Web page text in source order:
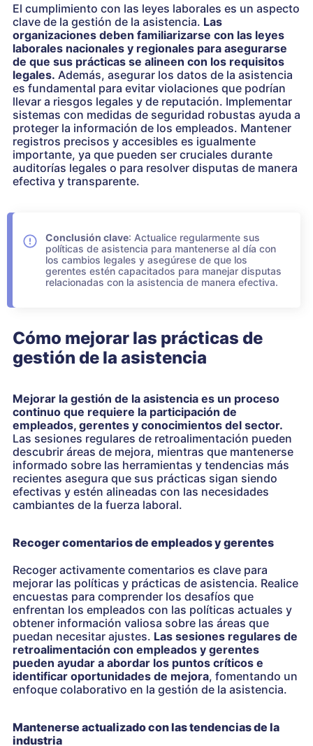
El cumplimiento con las leyes laborales es un aspecto
clave de la gestión de la asistencia. Las
organizaciones deben familiarizarse con las leyes
laborales nacionales y regionales para asegurarse
de que sus prácticas se alineen con los requisitos
legales. Además, asegurar los datos de la asistencia
es fundamental para evitar violaciones que podrían
llevar a riesgos legales y de reputación. Implementar
sistemas con medidas de seguridad robustas ayuda a
proteger la información de los empleados. Mantener
registros precisos y accesibles es igualmente
importante, ya que pueden ser cruciales durante
auditorías legales o para resolver disputas de manera
efectiva y transparente.
Conclusión clave: Actualice regularmente sus
políticas de asistencia para mantenerse al día con
los cambios legales y asegúrese de que los
gerentes estén capacitados para manejar disputas
relacionadas con la asistencia de manera efectiva.
Cómo mejorar las prácticas de
gestión de la asistencia
Mejorar la gestión de la asistencia es un proceso
continuo que requiere la participación de
empleados, gerentes y conocimientos del sector.
Las sesiones regulares de retroalimentación pueden
descubrir áreas de mejora, mientras que mantenerse
informado sobre las herramientas y tendencias más
recientes asegura que sus prácticas sigan siendo
efectivas y estén alineadas con las necesidades
cambiantes de la fuerza laboral.
Recoger comentarios de empleados y gerentes
Recoger activamente comentarios es clave para
mejorar las políticas y prácticas de asistencia. Realice
encuestas para comprender los desafíos que
enfrentan los empleados con las políticas actuales y
obtener información valiosa sobre las áreas que
puedan necesitar ajustes. Las sesiones regulares de
retroalimentación con empleados y gerentes
pueden ayudar a abordar los puntos críticos e
identificar oportunidades de mejora, fomentando un
enfoque colaborativo en la gestión de la asistencia.
Mantenerse actualizado con las tendencias de la
industria